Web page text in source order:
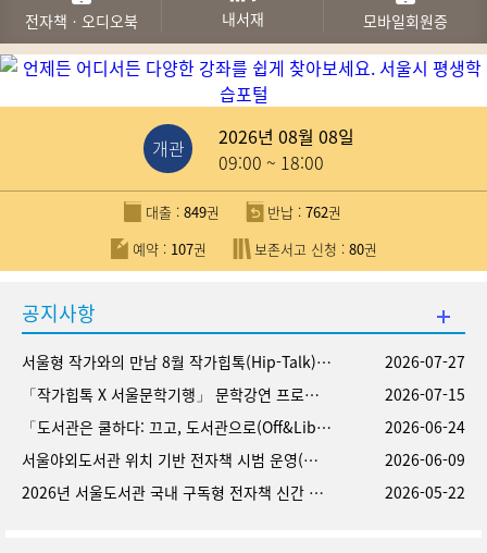
전자책ㆍ오디오북 내서재 모바일회원증
개관
2026년 08월 08일
09:00 ~ 18:00
대출 : 849권 반납 : 762권
예약 : 107권 보존서고 신청 : 80권
공지사항
서울형 작가와의 만남 8월 작가힙톡(Hip-Talk) 행사 안내
2026-07-27
「작가힙톡 X 서울문학기행」 문학강연 프로그램 안내
2026-07-15
「도서관은 쿨하다: 끄고, 도서관으로(Off&Library)」 캠페인 안내
2026-06-24
서울야외도서관 위치 기반 전자책 시범 운영(크레마클럽QR로 읽어보세요!)
2026-06-09
2026년 서울도서관 국내 구독형 전자책 신간 및 재구독 콘텐츠 안내
2026-05-22